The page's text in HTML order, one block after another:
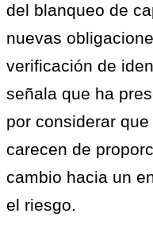
del blanqueo de
nuevas
verificación de
señala que ha
por considerar
carecen de
cambio hacia un
el riesgo.